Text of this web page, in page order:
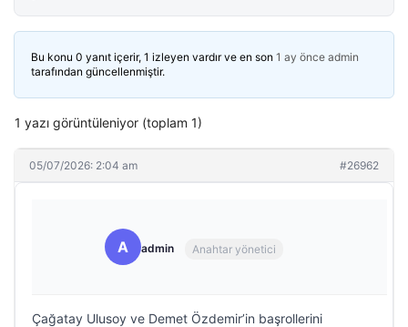
Bu konu 0 yanıt içerir, 1 izleyen vardır ve en son 1 ay önce admin
tarafından güncellenmiştir.
1 yazı görüntüleniyor (toplam 1)
05/07/2026: 2:04 am #26962
A admin Anahtar yönetici
Çağatay Ulusoy ve Demet Özdemir’in başrollerini